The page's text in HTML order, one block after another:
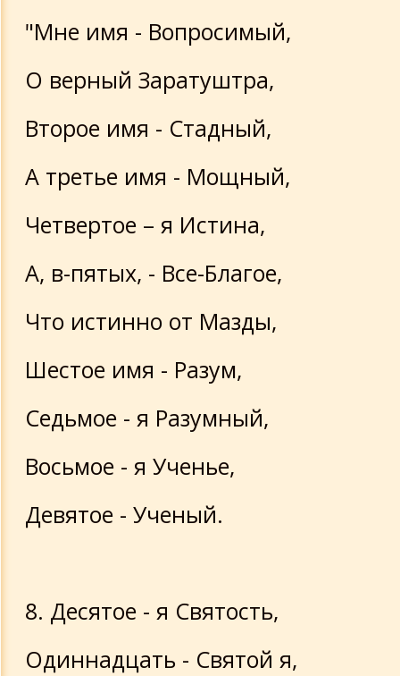
"Мне имя - Вопросимый,
О верный Заратуштра,
Второе имя - Стадный,
А третье имя - Мощный,
Четвертое – я Истина,
А, в-пятых, - Все-Благое,
Что истинно от Мазды,
Шестое имя - Разум,
Седьмое - я Разумный,
Восьмое - я Ученье,
Девятое - Ученый.
8. Десятое - я Святость,
Одиннадцать - Святой я,